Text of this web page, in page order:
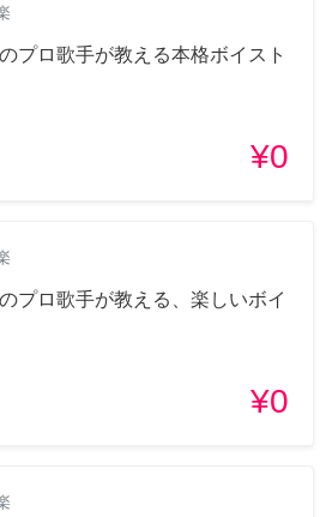
プロ歌手が教える本格ボイスト
¥0
プロ歌手が教える、楽しいボイ
¥0